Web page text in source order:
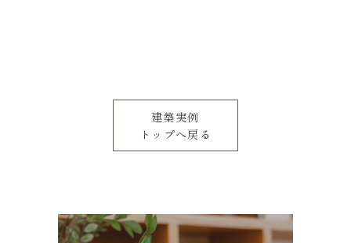
建築実例
トップへ戻る